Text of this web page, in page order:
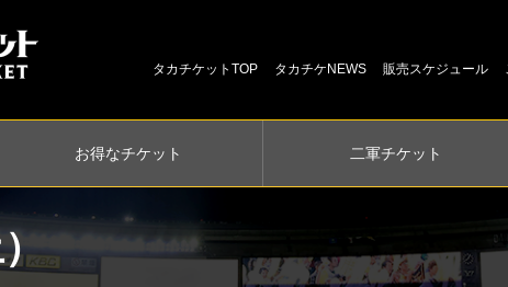
タカチケットTOP タカチケNEWS 販売スケジュール
お得なチケット 二軍チケット